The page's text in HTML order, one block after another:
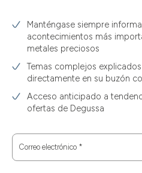
Manténgase siempre
acontecimientos más
metales preciosos
Temas complejos
directamente en su buzón
Acceso anticipado a
ofertas de Degussa
Correo electrónico *